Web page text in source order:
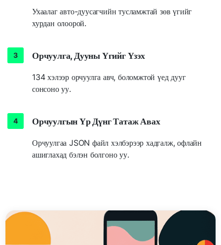
Ухаалаг авто-дуусагчийн тусламжтай зөв үгийг
хурдан олоорой.
Орчуулга, Дууны Үгийг Үзэх
134 хэлээр орчуулга авч, боломжтой үед дууг
сонсоно уу.
Орчуулгын Үр Дүнг Татаж Авах
Орчуулгаа JSON файл хэлбэрээр хадгалж, офлайн
ашиглахад бэлэн болгоно уу.